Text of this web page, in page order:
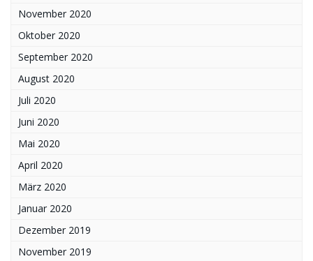
November 2020
Oktober 2020
September 2020
August 2020
Juli 2020
Juni 2020
Mai 2020
April 2020
März 2020
Januar 2020
Dezember 2019
November 2019